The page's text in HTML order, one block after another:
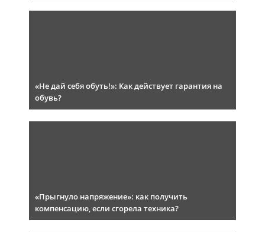
«Не дай себя обуть!»: Как действует гарантия на
обувь?
«Прыгнуло напряжение»: как получить
компенсацию, если сгорела техника?